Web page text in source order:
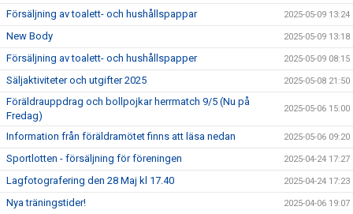
Försäljning av toalett- och hushållspappar 2025-05-09 13:24
New Body 2025-05-09 13:18
Försäljning av toalett- och hushållspapper 2025-05-09 08:15
Säljaktiviteter och utgifter 2025 2025-05-08 21:50
Föräldrauppdrag och bollpojkar herrmatch 9/5 (Nu på
Fredag)
2025-05-06 15:00
Information från föräldramötet finns att läsa nedan 2025-05-06 09:20
Sportlotten - försäljning för föreningen 2025-04-24 17:27
Lagfotografering den 28 Maj kl 17.40 2025-04-24 17:23
Nya träningstider! 2025-04-06 19:07